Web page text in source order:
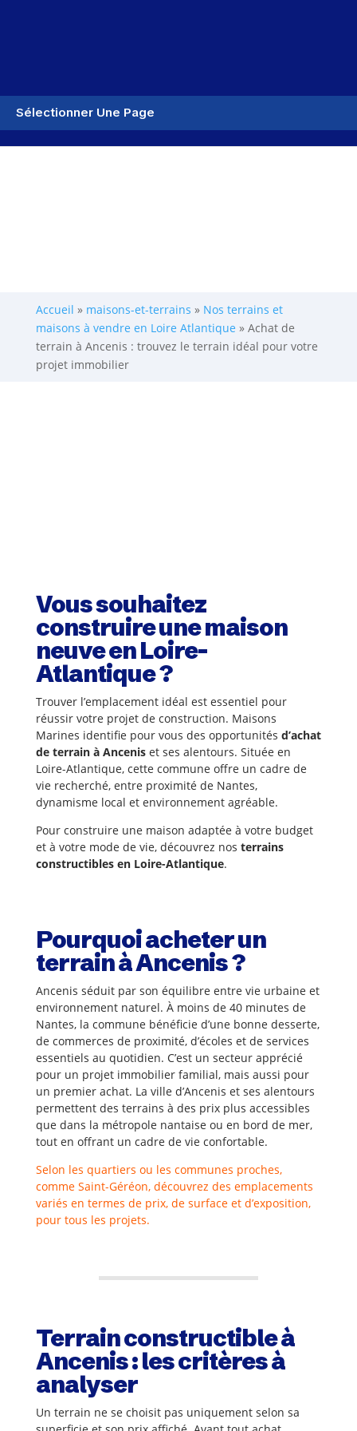
Sélectionner Une Page
Accueil » maisons-et-terrains » Nos terrains et
maisons à vendre en Loire Atlantique » Achat de
terrain à Ancenis : trouvez le terrain idéal pour votre
projet immobilier
Vous souhaitez
construire une maison
neuve en Loire-
Atlantique ?
Trouver l’emplacement idéal est essentiel pour
réussir votre projet de construction. Maisons
Marines identifie pour vous des opportunités d’achat
de terrain à Anceniset ses alentours. Située en
Loire-Atlantique, cette commune offre un cadre de
vie recherché, entre proximité de Nantes,
dynamisme local et environnement agréable.
Pour construire une maison adaptée à votre budget
et à votre mode de vie, découvrez nos terrains
constructibles en Loire-Atlantique.
Pourquoi acheter un
terrain à Ancenis ?
Ancenis séduit par son équilibre entre vie urbaine et
environnement naturel. À moins de 40 minutes de
Nantes, la commune bénéficie d’une bonne desserte,
de commerces de proximité, d’écoles et de services
essentiels au quotidien. C’est un secteur apprécié
pour un projet immobilier familial, mais aussi pour
un premier achat. La ville d’Ancenis et ses alentours
permettent des terrains à des prix plus accessibles
que dans la métropole nantaise ou en bord de mer,
tout en offrant un cadre de vie confortable.
Selon les quartiers ou les communes proches,
comme Saint-Géréon, découvrez des emplacements
variés en termes de prix, de surface et d’exposition,
pour tous les projets.
Terrain constructible à
Ancenis : les critères à
analyser
Un terrain ne se choisit pas uniquement selon sa